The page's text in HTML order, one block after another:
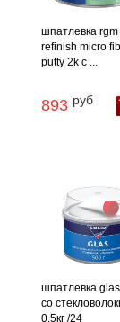
шпатлевка rgm
refinish micro
putty 2k с ...
893 руб
шпатлевка
со
0.5кг /24